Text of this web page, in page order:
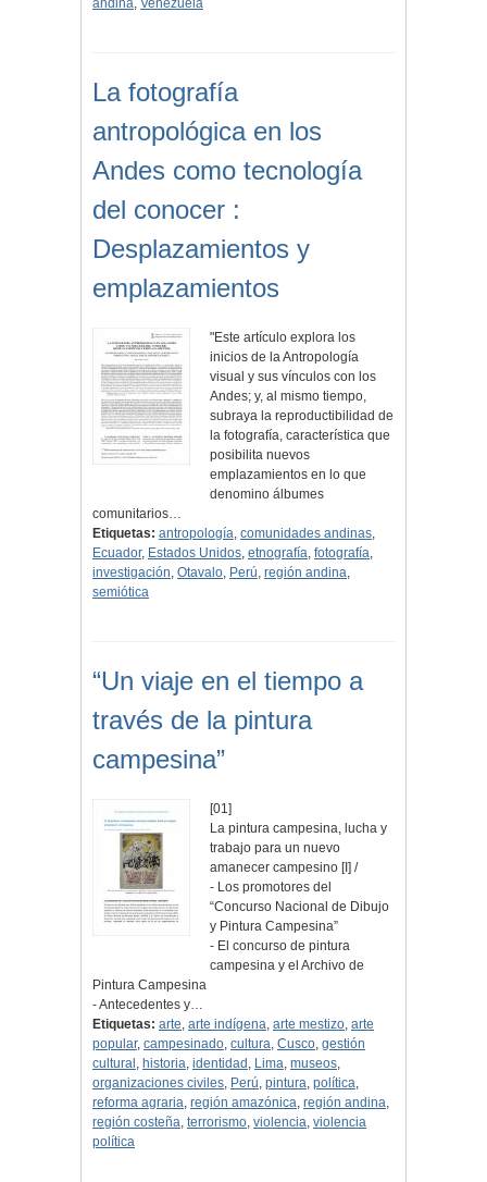
andina, Venezuela
La fotografía
antropológica en los
Andes como tecnología
del conocer :
Desplazamientos y
emplazamientos
"Este artículo explora los
inicios de la Antropología
visual y sus vínculos con los
Andes; y, al mismo tiempo,
subraya la reproductibilidad de
la fotografía, característica que
posibilita nuevos
emplazamientos en lo que
denomino álbumes
comunitarios…
Etiquetas: antropología, comunidades andinas,
Ecuador, Estados Unidos, etnografía, fotografía,
investigación, Otavalo, Perú, región andina,
semiótica
“Un viaje en el tiempo a
través de la pintura
campesina”
[01]
La pintura campesina, lucha y
trabajo para un nuevo
amanecer campesino [I] /
- Los promotores del
“Concurso Nacional de Dibujo
y Pintura Campesina”
- El concurso de pintura
campesina y el Archivo de
Pintura Campesina
- Antecedentes y…
Etiquetas: arte, arte indígena, arte mestizo, arte
popular, campesinado, cultura, Cusco, gestión
cultural , historia, identidad , Lima, museos,
organizaciones civiles, Perú, pintura, política,
reforma agraria, región amazónica, región andina,
región costeña, terrorismo, violencia, violencia
política